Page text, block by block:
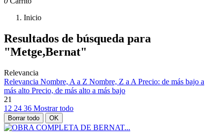
Inicio
Resultados de búsqueda para
"Metge,Bernat"
Relevancia
Relevancia Nombre, A a Z Nombre, Z a A Precio: de más bajo a
más alto Precio, de más alto a más bajo
21
12 24 36 Mostrar todo
Borrar todo OK